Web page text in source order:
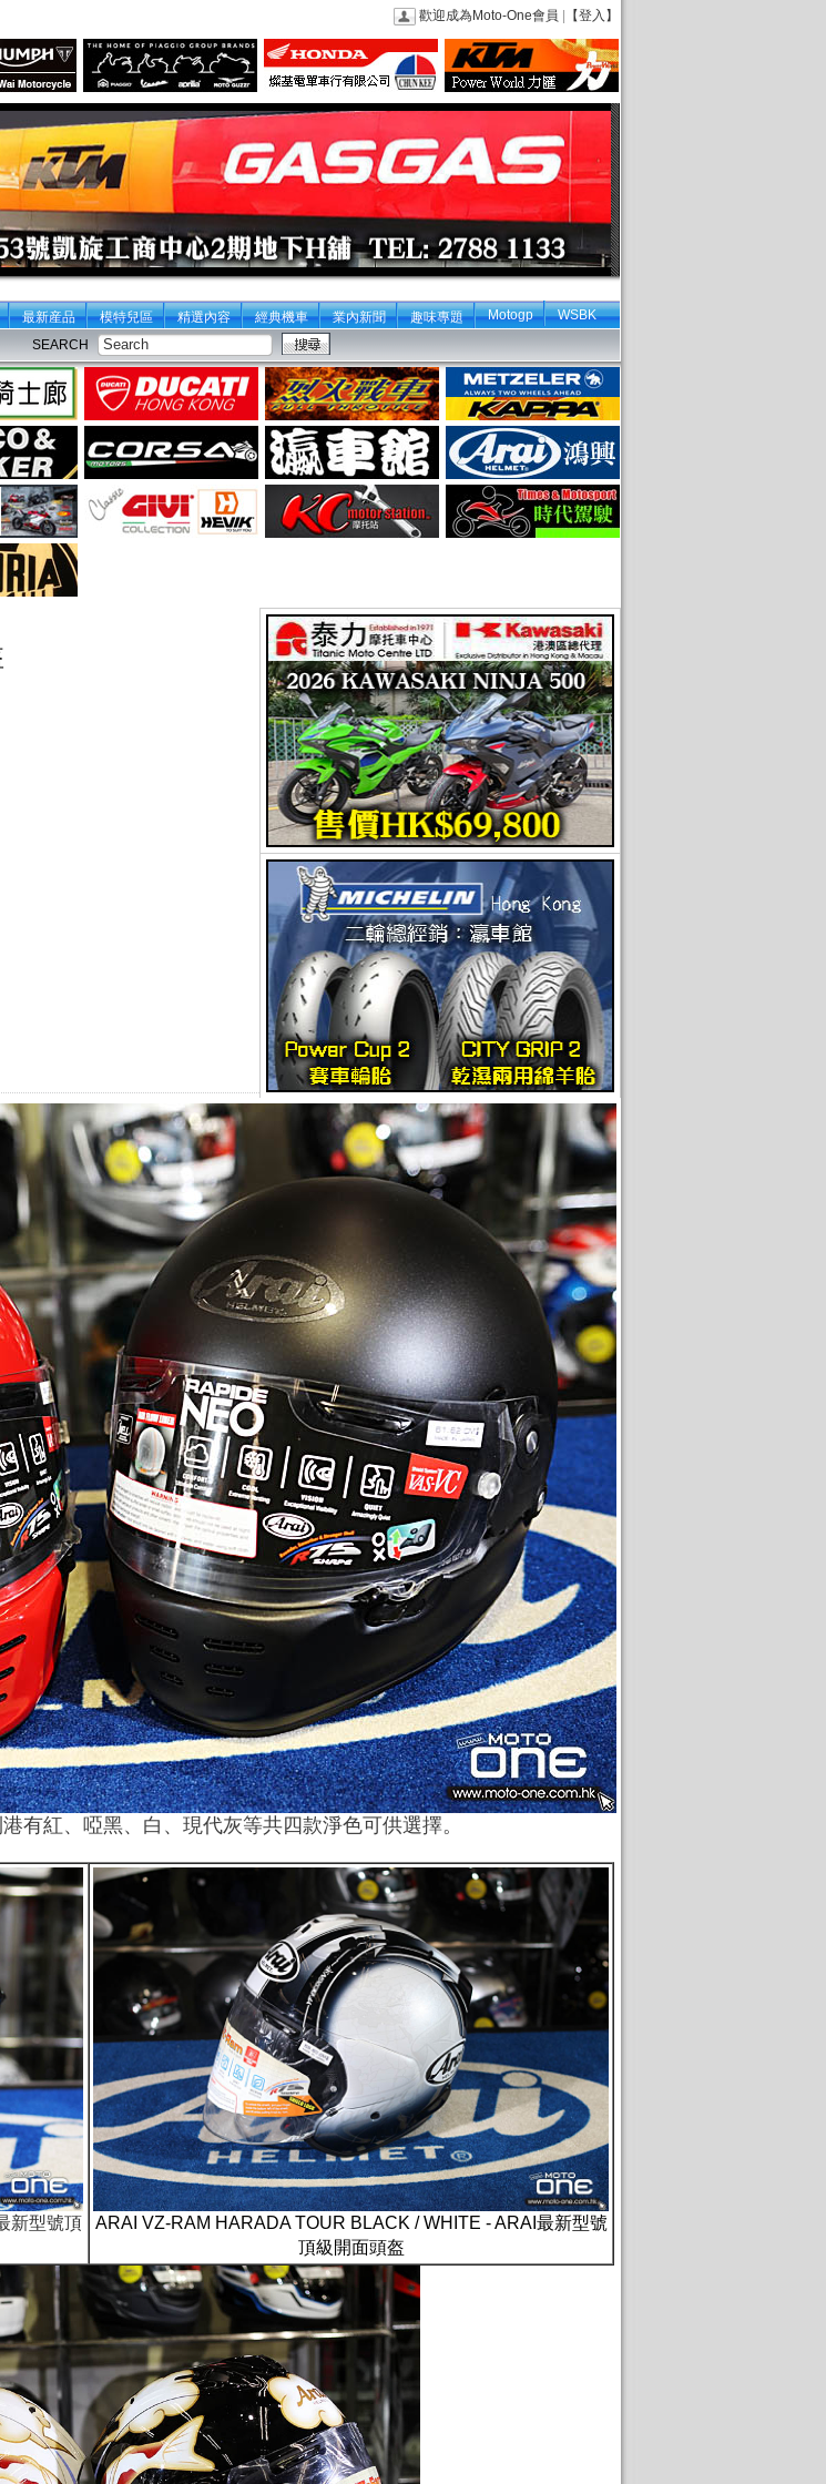
歡迎成為Moto-One會員 【登入】
最新産品 模特兒區 精選內容 經典機車 業內新聞 趣味專題 Motogp WSBK
SEARCH
有紅、啞黑、白、現代灰等共四款淨色可供選擇。
新型號頂
ARAI VZ-RAM HARADA TOUR BLACK / WHITE - ARAI最新型號
頂級開面頭盔